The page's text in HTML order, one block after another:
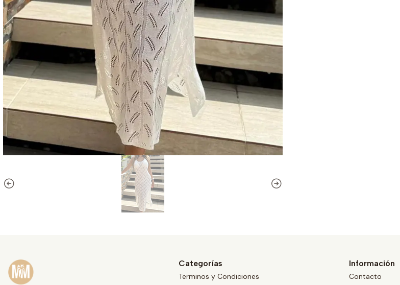
Categorías
Terminos y Condiciones
Información
Contacto